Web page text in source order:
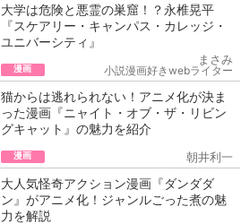
大学は危険と悪霊の巣窟！？永椎晃平
『スケアリー・キャンパス・カレッジ・
ユニバーシティ』
漫画
まさみ
小説漫画好きwebライター
猫からは逃れられない！アニメ化が決ま
った漫画『ニャイト・オブ・ザ・リビン
グキャット』の魅力を紹介
漫画 朝井利一
大人気怪奇アクション漫画『ダンダダ
ン』がアニメ化！ジャンルごった煮の魅
力を解説